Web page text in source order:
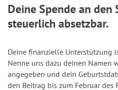
Deine Spende an
steuerlich absetzbar.
Deine finanzielle Unterstützung
Nenne uns dazu deinen Namen
angegeben und dein
den Beitrag bis zum Februar